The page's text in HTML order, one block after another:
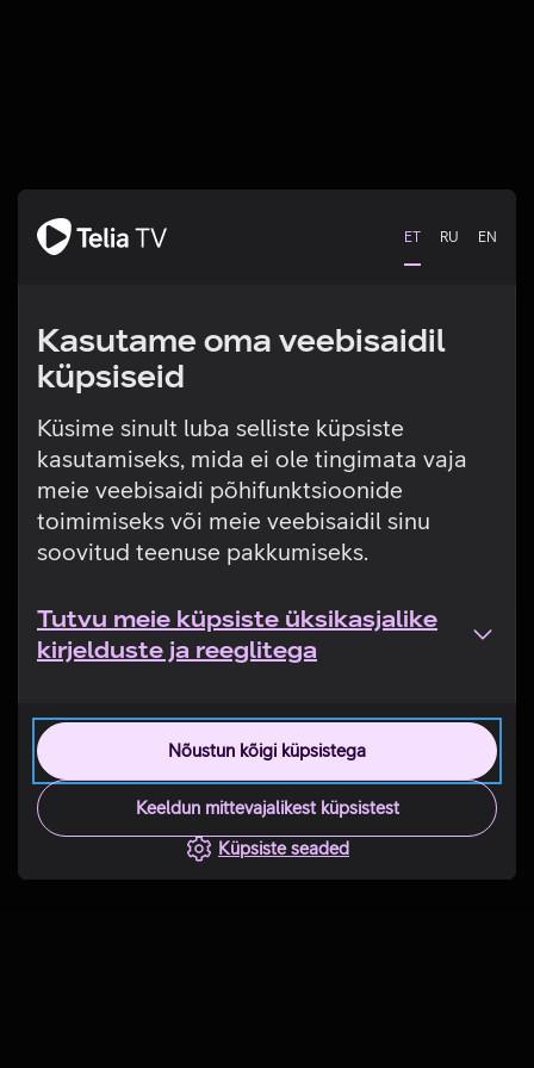
ET RU EN
Kasutame oma veebisaidil
küpsiseid
Küsime sinult luba selliste küpsiste
kasutamiseks, mida ei ole tingimata vaja
meie veebisaidi põhifunktsioonide
toimimiseks või meie veebisaidil sinu
soovitud teenuse pakkumiseks.
Tutvu meie küpsiste üksikasjalike
kirjelduste ja reeglitega
Nõustun kõigi küpsistega
Keeldun mittevajalikest küpsistest
Küpsiste seaded
Tehniline viga